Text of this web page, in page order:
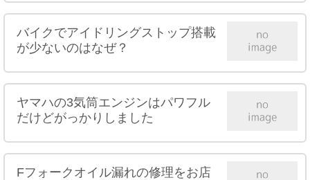
バイクでアイドリングストップ搭載
が少ないのはなぜ？
ヤマハの3気筒エンジンはパワフル
だけどがっかりしました
Fフォークオイル漏れの修理をお店